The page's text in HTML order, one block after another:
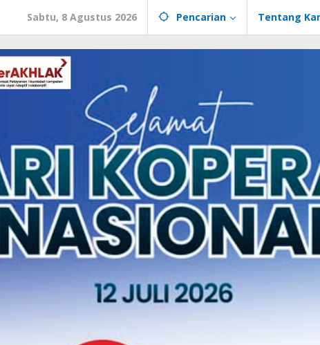
Sabtu, 8 Agustus 2026 Pencarian Tentang